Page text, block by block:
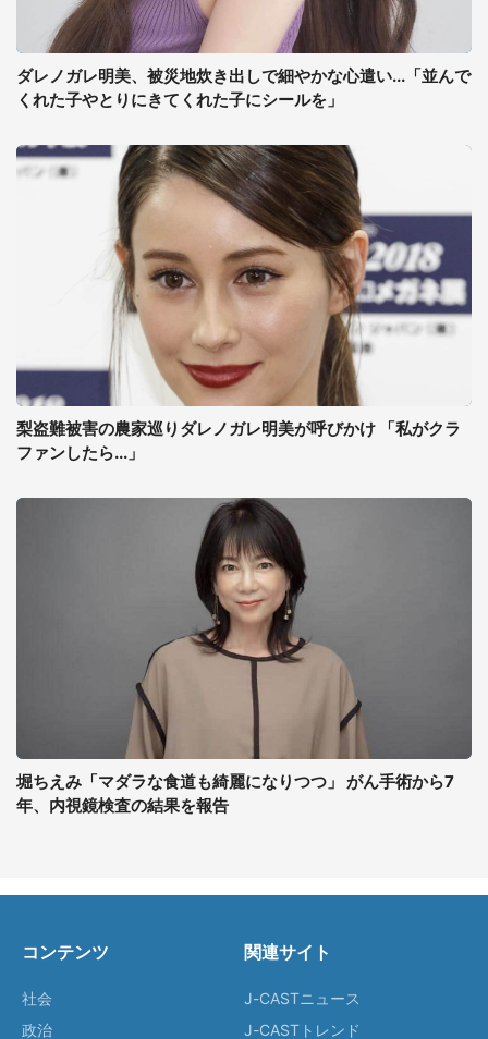
ダレノガレ明美、被災地炊き出しで細やかな心遣い...「並んで
くれた子やとりにきてくれた子にシールを」
梨盗難被害の農家巡りダレノガレ明美が呼びかけ 「私がクラ
ファンしたら...」
堀ちえみ「マダラな食道も綺麗になりつつ」 がん手術から7
年、内視鏡検査の結果を報告
コンテンツ
社会
政治
関連サイト
J-CASTニュース
J-CASTトレンド